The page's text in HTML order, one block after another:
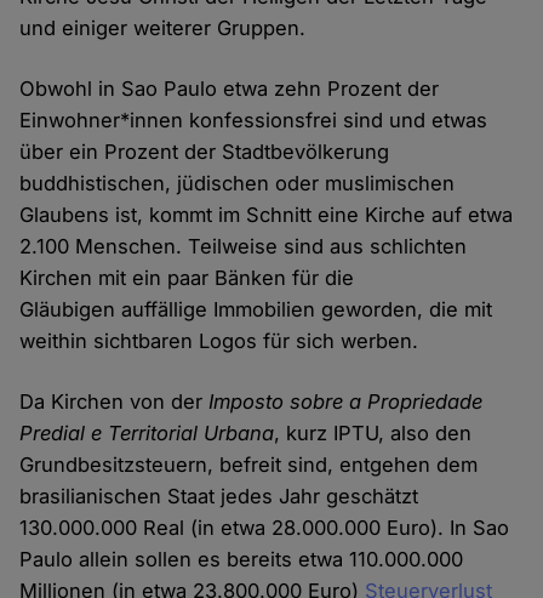
und einiger weiterer Gruppen.
Obwohl in Sao Paulo etwa zehn Prozent der
Einwohner*innen konfessionsfrei sind und etwas
über ein Prozent der Stadtbevölkerung
buddhistischen, jüdischen oder muslimischen
Glaubens ist, kommt im Schnitt eine Kirche auf etwa
2.100 Menschen. Teilweise sind aus schlichten
Kirchen mit ein paar Bänken für die
Gläubigen auffällige Immobilien geworden, die mit
weithin sichtbaren Logos für sich werben.
Da Kirchen von derImposto sobre a Propriedade
Predial e Territorial Urbana, kurz IPTU, also den
Grundbesitzsteuern, befreit sind, entgehen dem
brasilianischen Staat jedes Jahr geschätzt
130.000.000 Real (in etwa 28.000.000 Euro). In Sao
Paulo allein sollen es bereits etwa 110.000.000
Millionen (in etwa 23.800.000 Euro) Steuerverlust